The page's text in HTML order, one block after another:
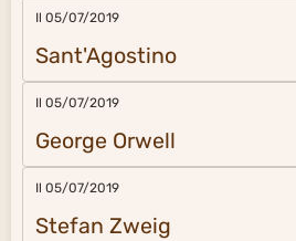
Il 05/07/2019
Sant'Agostino
Il 05/07/2019
George Orwell
Il 05/07/2019
Stefan Zweig